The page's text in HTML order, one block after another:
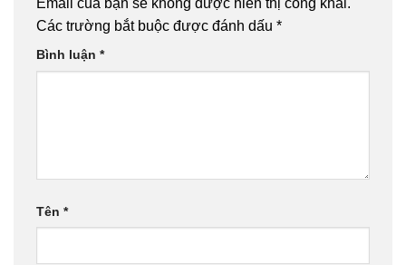
Email của bạn sẽ không được hiển thị công khai.
Các trường bắt buộc được đánh dấu *
Bình luận *
Tên *